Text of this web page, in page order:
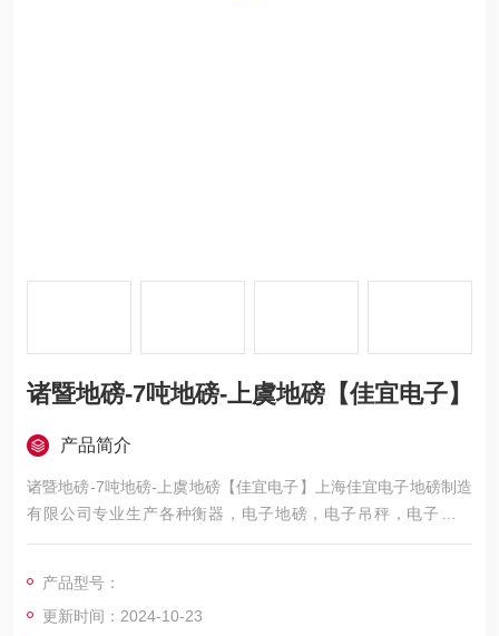
诸暨地磅-7吨地磅-上虞地磅【佳宜电子】
产品简介
诸暨地磅-7吨地磅-上虞地磅【佳宜电子】上海佳宜电子地磅制造
有限公司专业生产各种衡器，电子地磅，电子吊秤，电子叉车
秤，电子汽车衡，移动地磅，超低地磅， 防爆地磅，带打印地
动式汽车衡，出口式地磅，欢迎新老客户前来咨询，
产品型号：
更新时间：2024-10-23